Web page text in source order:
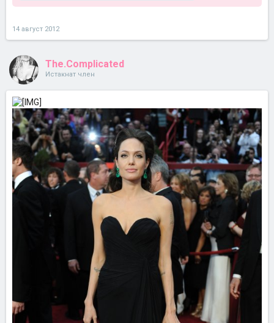
14 август 2012
The.Complicated
Истакнат член